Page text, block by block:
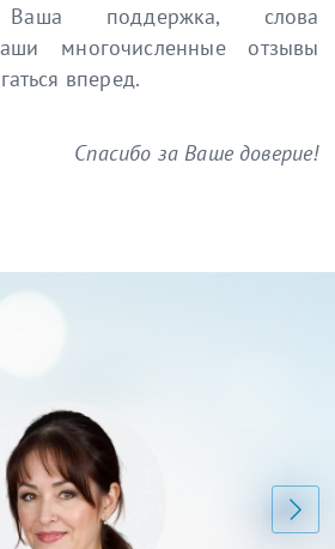
поддержка, слова
многочисленные отзывы
вперед.
Спасибо за Ваше доверие!